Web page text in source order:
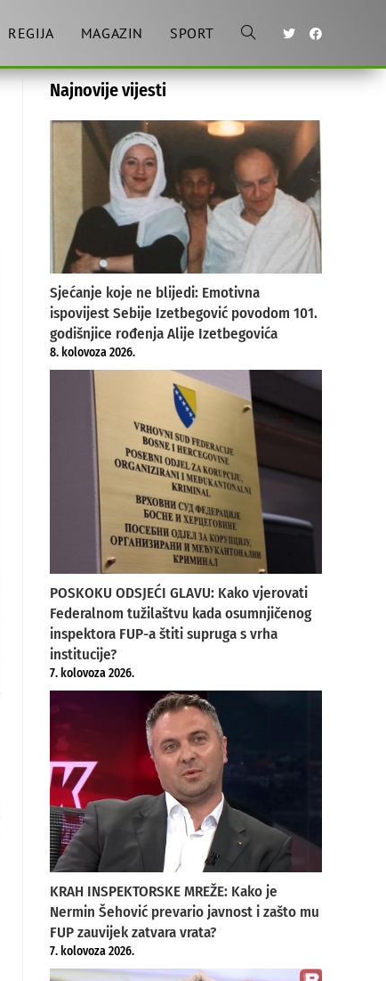
REGIJA MAGAZIN SPORT Toggle
search
Najnovije vijesti
Sjećanje koje ne blijedi: Emotivna
ispovijest Sebije Izetbegović povodom 101.
godišnjice rođenja Alije Izetbegovića
8. kolovoza 2026.
POSKOKU ODSJEĆI GLAVU: Kako vjerovati
Federalnom tužilaštvu kada osumnjičenog
inspektora FUP-a štiti supruga s vrha
institucije?
7. kolovoza 2026.
KRAH INSPEKTORSKE MREŽE: Kako je
Nermin Šehović prevario javnost i zašto mu
FUP zauvijek zatvara vrata?
7. kolovoza 2026.